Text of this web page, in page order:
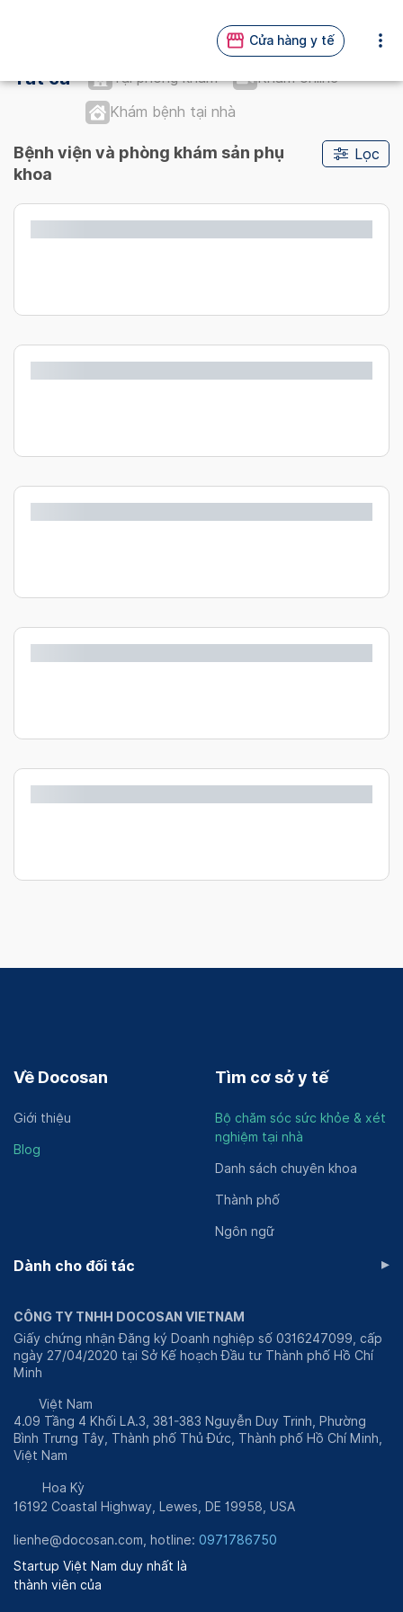
Cửa hàng y tế
Tất cả Tại phòng khám
Khám online
Khám bệnh tại nhà
Lọc
Bệnh viện và phòng khám sản phụ
khoa
Về Docosan
Giới thiệu
Blog
Tìm cơ sở y tế
Bộ chăm sóc sức khỏe & xét
nghiệm tại nhà
Danh sách chuyên khoa
Thành phố
Ngôn ngữ
Dành cho đối tác ▸
CÔNG TY TNHH DOCOSAN VIETNAM
Giấy chứng nhận Đăng ký Doanh nghiệp số 0316247099, cấp
ngày 27/04/2020 tại Sở Kế hoạch Đầu tư Thành phố Hồ Chí
Minh
Việt Nam
4.09 Tầng 4 Khối LA.3, 381-383 Nguyễn Duy Trinh, Phường
Bình Trưng Tây, Thành phố Thủ Đức, Thành phố Hồ Chí Minh,
Việt Nam
Hoa Kỳ
16192 Coastal Highway, Lewes, DE 19958, USA
lienhe@docosan.com, hotline: 0971786750
Startup Việt Nam duy nhất là
thành viên của